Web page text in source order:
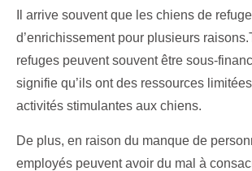
Il arrive souvent que les chiens de
d’enrichissement pour plusieurs
refuges peuvent souvent être sous-
signifie qu’ils ont des ressources
activités stimulantes aux chiens.
De plus, en raison du manque de
employés peuvent avoir du mal à